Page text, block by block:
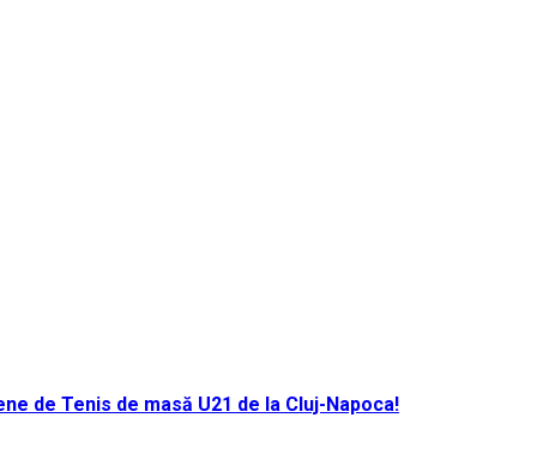
de Tenis de masă U21 de la Cluj-Napoca!